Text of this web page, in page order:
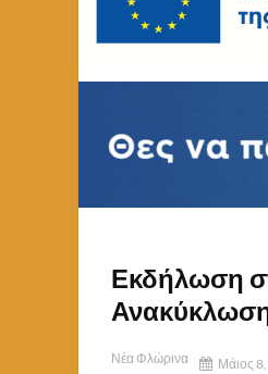
Εκδήλωση
Νέα Φλώρινα Μάιος